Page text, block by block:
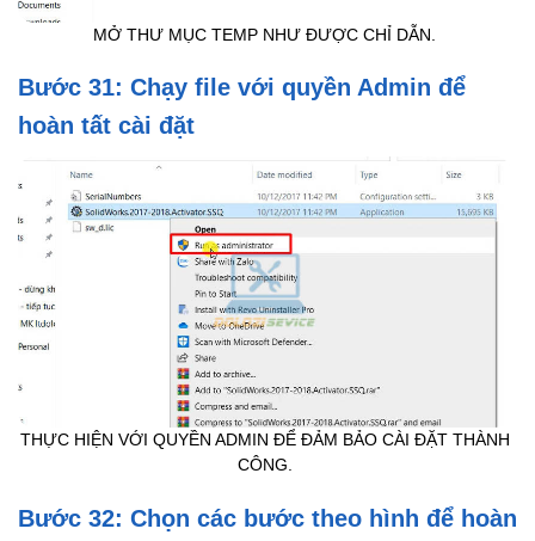
MỞ THƯ MỤC TEMP NHƯ ĐƯỢC CHỈ DẪN.
Bước 31: Chạy file với quyền Admin để
hoàn tất cài đặt
THỰC HIỆN VỚI QUYỀN ADMIN ĐỂ ĐẢM BẢO CÀI ĐẶT THÀNH
CÔNG.
Bước 32: Chọn các bước theo hình để hoàn